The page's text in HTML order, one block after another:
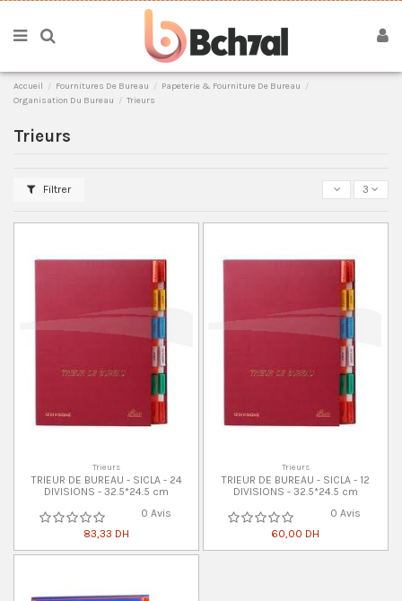
Accueil Fournitures De Bureau
Papeterie & Fourniture De Bureau
Organisation Du Bureau
Trieurs
Trieurs
Filtrer 3
Trieurs
TRIEUR DE BUREAU - SICLA - 24
DIVISIONS - 32.5*24.5 cm
0 Avis
83,33 DH
Trieurs
TRIEUR DE BUREAU - SICLA - 12
DIVISIONS - 32.5*24.5 cm
0 Avis
60,00 DH